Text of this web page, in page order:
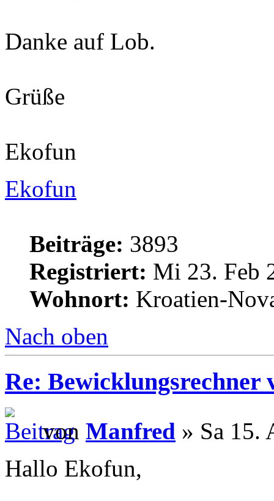
Danke auf Lob.
Grüße
Ekofun
Ekofun
Beiträge: 3893
Registriert: Mi 23. Feb
Wohnort: Kroatien-
Nach oben
Re: Bewicklungsrechner
von Manfred » Sa 15.
Hallo Ekofun,